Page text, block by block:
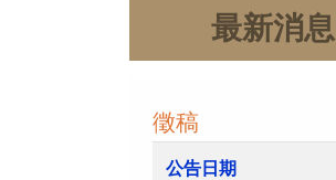
最新消息
徵稿
公告日期